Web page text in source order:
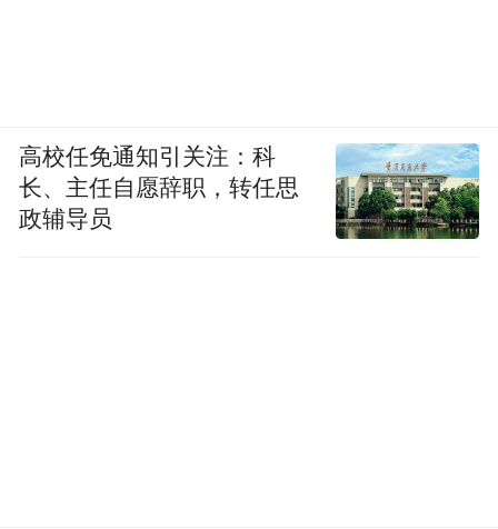
高校任免通知引关注：科
长、主任自愿辞职，转任思
政辅导员